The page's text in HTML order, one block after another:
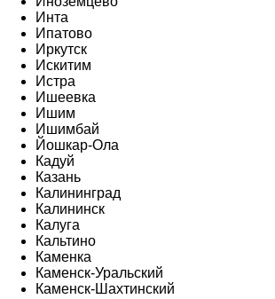
Инта
Ипатово
Иркутск
Искитим
Истра
Ишеевка
Ишим
Ишимбай
Йошкар-Ола
Кадуй
Казань
Калининград
Калининск
Калуга
Кальтино
Каменка
Каменск-Уральский
Каменск-Шахтинский